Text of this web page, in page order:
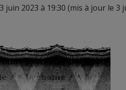
juin 2023 à 19:30 (mis à jour le 3